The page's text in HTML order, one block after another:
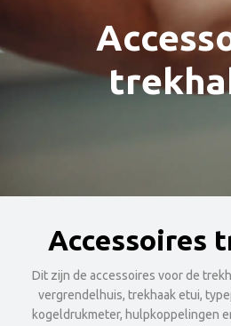
Accessoires
Dit zijn de accessoires voor de
vergrendelhuis, trekhaak etui,
kogeldrukmeter, hulpkoppelingen